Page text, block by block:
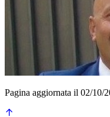
Pagina aggiornata il 02/10/